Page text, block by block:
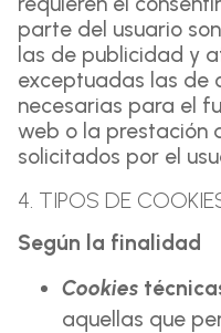
parte del usuario
las de publicidad y
exceptuadas las de
necesarias para el
web o la prestación
solicitados por el
4. TIPOS DE
Según la finalidad
Cookies
aquellas que